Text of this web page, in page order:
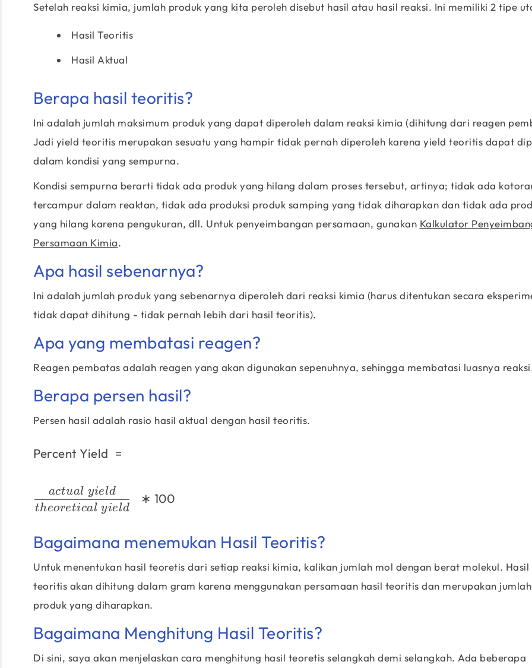
Setelah reaksi kimia, jumlah produk yang kita peroleh disebut hasil atau hasil reaksi. Ini memiliki 2 tipe
Hasil Teoritis
Hasil Aktual
Berapa hasil teoritis?
Ini adalah jumlah maksimum produk yang dapat diperoleh dalam reaksi kimia (dihitung dari reagen
Jadi yield teoritis merupakan sesuatu yang hampir tidak pernah diperoleh karena yield teoritis dapat
dalam kondisi yang sempurna.
Kondisi sempurna berarti tidak ada produk yang hilang dalam proses tersebut, artinya; tidak ada
tercampur dalam reaktan, tidak ada produksi produk samping yang tidak diharapkan dan tidak ada
yang hilang karena pengukuran, dll. Untuk penyeimbangan persamaan, gunakan Kalkulator
Persamaan Kimia.
Apa hasil sebenarnya?
Ini adalah jumlah produk yang sebenarnya diperoleh dari reaksi kimia (harus ditentukan secara
tidak dapat dihitung - tidak pernah lebih dari hasil teoritis).
Apa yang membatasi reagen?
Reagen pembatas adalah reagen yang akan digunakan sepenuhnya, sehingga membatasi luasnya
Berapa persen hasil?
Persen hasil adalah rasio hasil aktual dengan hasil teoritis.
Percent Yield =
theoretical yield
actual yield ∗ 100
Bagaimana menemukan Hasil Teoritis?
Untuk menentukan hasil teoretis dari setiap reaksi kimia, kalikan jumlah mol dengan berat molekul. Hasil
teoritis akan dihitung dalam gram karena menggunakan persamaan hasil teoritis dan merupakan jumlah
produk yang diharapkan.
Bagaimana Menghitung Hasil Teoritis?
Di sini, saya akan menjelaskan cara menghitung hasil teoretis selangkah demi selangkah. Ada beberapa